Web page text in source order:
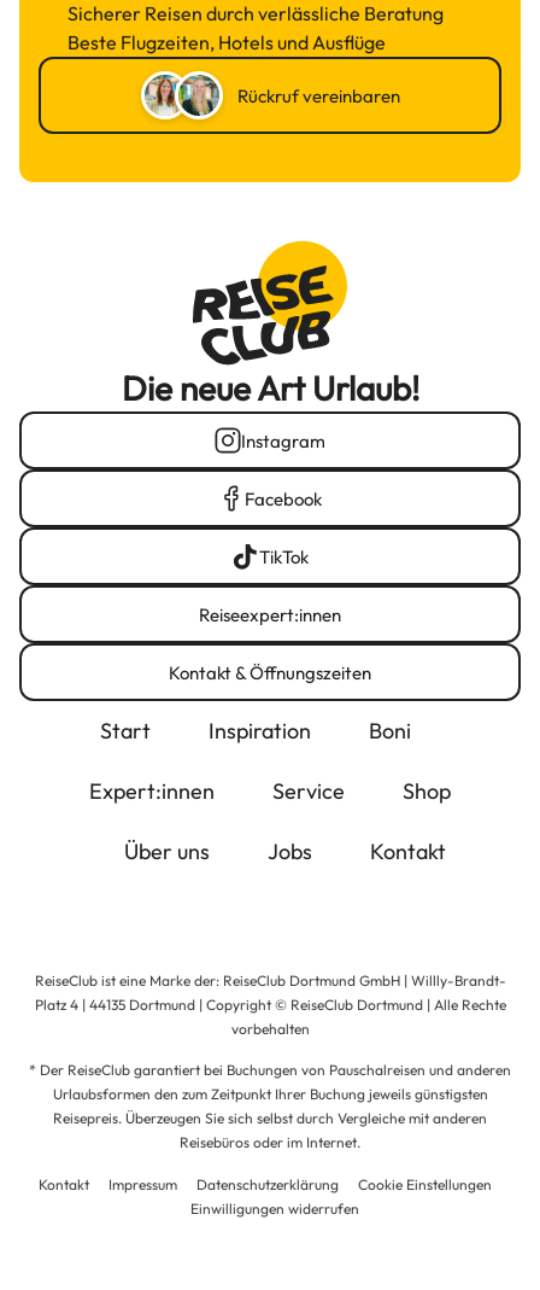
Sicherer Reisen durch verlässliche Beratung
Beste Flugzeiten, Hotels und Ausflüge
Rückruf vereinbaren
Die neue Art Urlaub!
Instagram
Facebook
TikTok
Reiseexpert:innen
Kontakt & Öffnungszeiten
Start Inspiration Boni
Expert:innen Service Shop
Über uns Jobs Kontakt
ReiseClub ist eine Marke der: ReiseClub Dortmund GmbH | Willly-Brandt-
Platz 4 | 44135 Dortmund | Copyright © ReiseClub Dortmund | Alle Rechte
vorbehalten
* Der ReiseClub garantiert bei Buchungen von Pauschalreisen und anderen
Urlaubsformen den zum Zeitpunkt Ihrer Buchung jeweils günstigsten
Reisepreis. Überzeugen Sie sich selbst durch Vergleiche mit anderen
Reisebüros oder im Internet.
Kontakt Impressum Datenschutzerklärung
Cookie Einstellungen
Einwilligungen widerrufen